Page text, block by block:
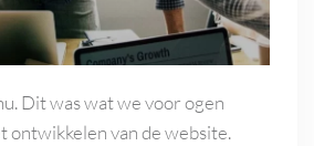
Dit was wat we voor ogen
ontwikkelen van de website.